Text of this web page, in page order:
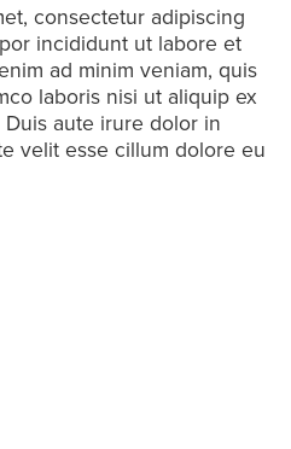
consectetur adipiscing
incididunt ut labore et
ad minim veniam, quis
laboris nisi ut aliquip ex
aute irure dolor in
velit esse cillum dolore eu